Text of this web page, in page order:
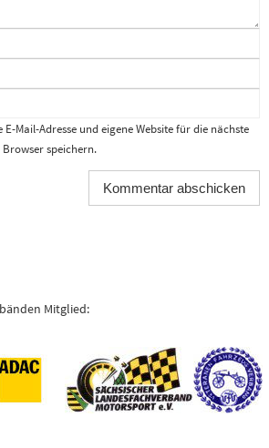
E-Mail-Adresse und eigene Website für die nächste
speichern.
Mitglied: